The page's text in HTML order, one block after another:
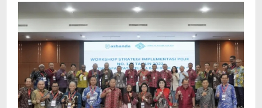
di
Manado